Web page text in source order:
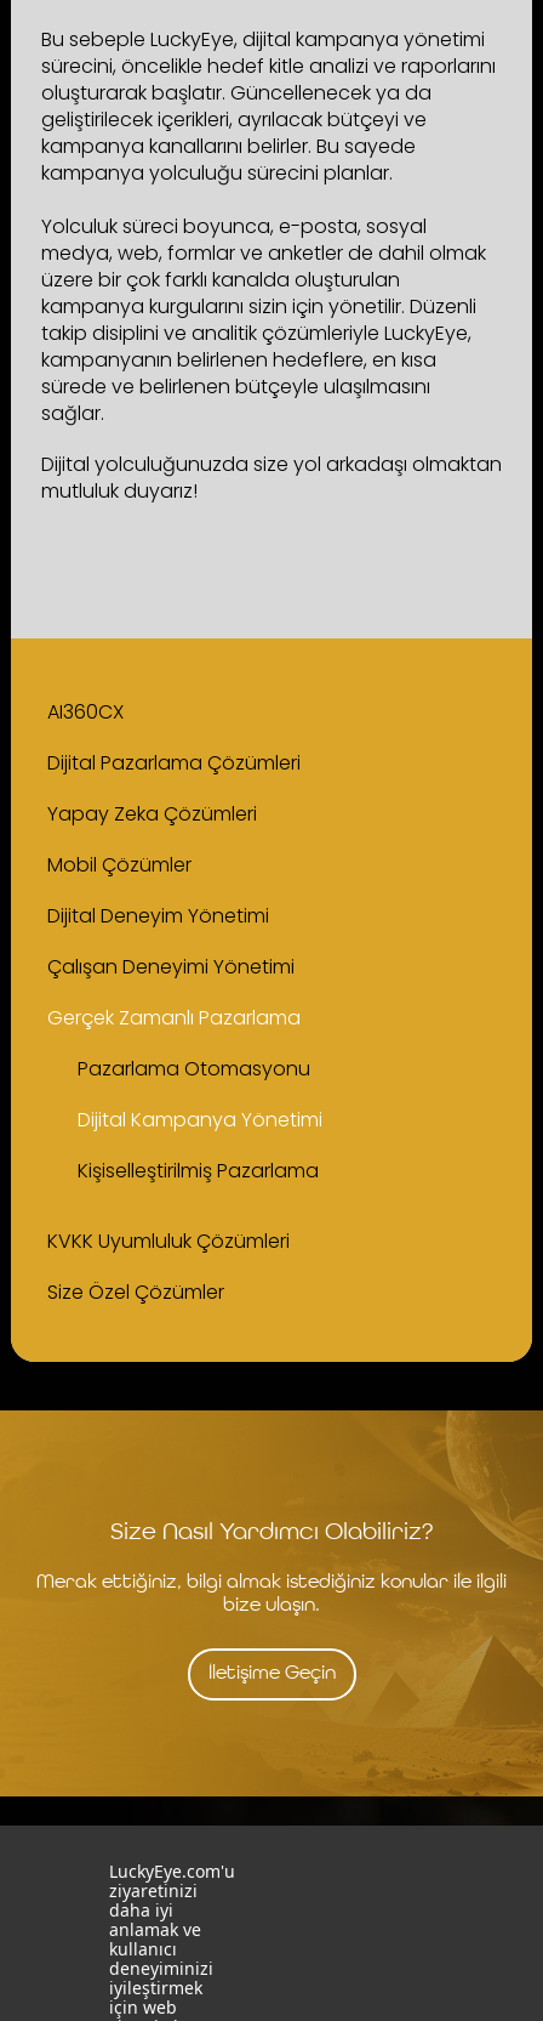
Bu sebeple LuckyEye, dijital kampanya yönetimi
sürecini, öncelikle hedef kitle analizi ve raporlarını
oluşturarak başlatır. Güncellenecek ya da
geliştirilecek içerikleri, ayrılacak bütçeyi ve
kampanya kanallarını belirler. Bu sayede
kampanya yolculuğu sürecini planlar.
Yolculuk süreci boyunca, e-posta, sosyal
medya, web, formlar ve anketler de dahil olmak
üzere bir çok farklı kanalda oluşturulan
kampanya kurgularını sizin için yönetilir. Düzenli
takip disiplini ve analitik çözümleriyle LuckyEye,
kampanyanın belirlenen hedeflere, en kısa
sürede ve belirlenen bütçeyle ulaşılmasını
sağlar.
Dijital yolculuğunuzda size yol arkadaşı olmaktan
mutluluk duyarız!
AI360CX
Dijital Pazarlama Çözümleri
Yapay Zeka Çözümleri
Mobil Çözümler
Dijital Deneyim Yönetimi
Çalışan Deneyimi Yönetimi
Gerçek Zamanlı Pazarlama
Pazarlama Otomasyonu
Dijital Kampanya Yönetimi
Kişiselleştirilmiş Pazarlama
KVKK Uyumluluk Çözümleri
Size Özel Çözümler
Size Nasıl Yardımcı Olabiliriz?
Merak ettiğiniz, bilgi almak istediğiniz konular ile ilgili
bize ulaşın.
İletişime Geçin
19 Mayıs Mah. Turaboğlu Sok.
Hamdiye Yazgan İş Merkezi
Kozyatağı, Kadıköy, İstanbul
T: +90 216 355 03 19
LuckyEye.com'u
ziyaretinizi
daha iyi
anlamak ve
kullanıcı
deneyiminizi
iyileştirmek
için web